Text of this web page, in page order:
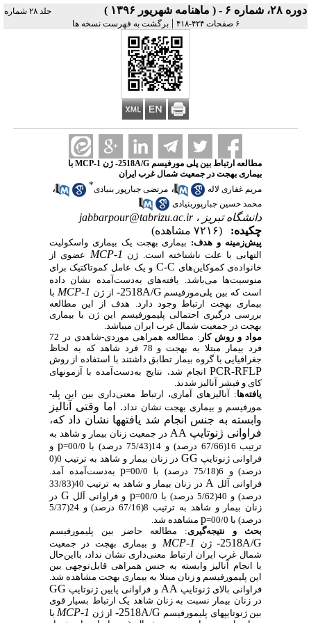
دوره ۲۸، شماره ۶ - ( ماهنامه شهریور ۱۳۹۶ )
جلد ۲۸ شماره
۶ صفحات ۴۲۴-۴۱۸
|برگشت به فهرست نسخه ها
مطالعه ارتباط بین پلی مورفیسم 2518A/G- ژن MCP-1 با
بیماری بهجت در جمعیت شمال غرب ایران
مریم غفاری لاله
، مرتضی جبارپور بنیادی* ،
محمد حسین جبارپوربنیادی
دانشگاه تبریز ،jabbarpour@tabrizu.ac.ir
چکیده:
(۷۲۱۶ مشاهده)
پیش‌زمینه و هدف: بیماری بهجت یک بیماری واسکولیت
التهابی با علت ناشناخته است. ژن MCP-1
عضوی از
خانوادهی کموکاینهای C-C و یک عامل کموتاکتیک برای
منوسیتها میباشد. یافته­های به‌دست‌آمده نشان داده
است که بین پلیمورفیسم -2518A/G از ژن MCP-1 با
بیماری بهجت ارتباط وجود دارد. هدف از این مطالعه
بررسی درگیری احتمالی پلیمورفیسم این ژن با بیماری
بهجت در جمعیت شمال غرب ایران می­باشد.
مواد و روش‌ کار : مطالعه همراهی موردی-شاهدی در 72
فرد بیمار مبتلا به بهجت و 78 فرد شاهد که به لحاظ
جغرافیایی با گروه بیمار تطابق داشتند با استفاده از روش
PCR-RFLPانجام شد.
نتایج به‌دست‌آمده با آزمون­های
کای و فیشر آنالیز شدند.
یافته‌ها:
آنالیزهای آماری، ارتباط معنی‌داری بین این پلی­
مورفیسم و بیماری بهجت نشان نداد.
اما وقتی آنالیز
وابسته به جنس انجام شد یافته­ها نشان داد که،
فراوانی ژنوتایپ AA در جمعیت زنان بیمار و شاهد به
ترتیب 16(67/66 درصد) و 14(75/43 درصد) با 00/0=
p و
فراوانی ژنوتایپ GG
در زنان بیمار و شاهد به ترتیب 0(0
درصد) و 6(75/18 درصد) با 00/0=
pبه‌دست‌آمده آمد.
فراوانی آلل A
در زنان بیمار و شاهد به ترتیب 40(33/83
درصد) و 40(5/62 درصد) با 00/0=
p و فراوانی آلل G در
زنان بیمار و شاهد به ترتیب 8(67/16 درصد) و 24(5/37
درصد) با 00/0=
pمشاهده شد.
بحث و نتیجه‌گیری: مطالعه حاضر بین پلی­مورفیسم
-2518A/Gژن MCP-1
و بیماری بهجت در جمعیت
شمال غرب ایران ارتباط معنی‌داری نشان نداد، بااین‌حال
با انجام آنالیز وابسته به جنس همراهی قابل‌توجهی بین
این پلی­مورفیسم و زنان مبتلا به بیماری بهجت مشاهده شد.
فراوانی بالای ژنوتایپAA و فراوانی پایین ژنوتایپ GG
در زنان بیمار نسبت به زنان شاهد یک ارتباط بسیار قوی
بین ژنوتایپ­های پلی­مورفیسم -2518A/G از ژن MCP-1با